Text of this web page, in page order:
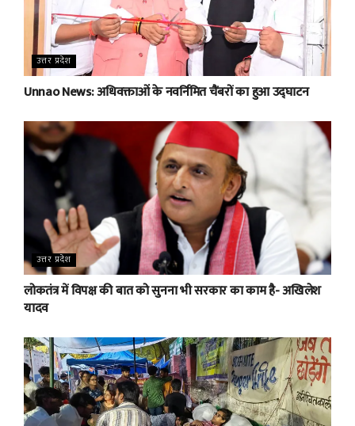
उत्तर प्रदेश
Unnao News: अधिवक्ताओं के नवर्निमित चैंबरों का हुआ उद्घाटन
उत्तर प्रदेश
लोकतंत्र में विपक्ष की बात को सुनना भी सरकार का काम है- अखिलेश
यादव